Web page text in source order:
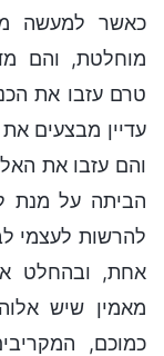
כאשר למעשה
מוחלטת, והם
טרם עזבו את
עדיין מבצעים
והם עזבו את
הביתה על מנת
להרשות לעצמי
אחת, ובהחלט
מאמין שיש
כמוכם,